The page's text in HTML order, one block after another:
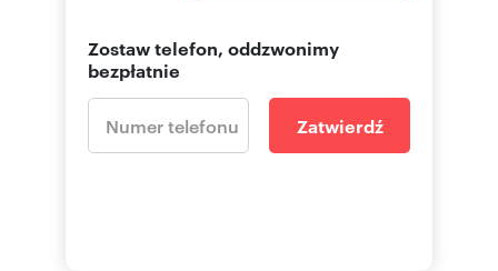
Zostaw telefon, oddzwonimy
bezpłatnie
Zatwierdź